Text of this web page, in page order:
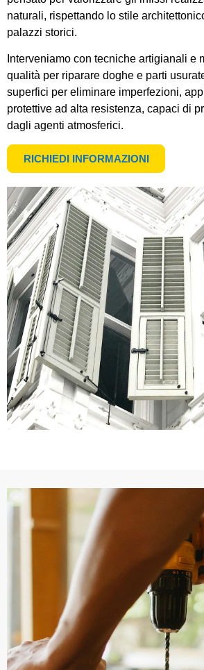
naturali, rispettando lo stile
palazzi storici.
Interveniamo con tecniche artigianali e
qualità per riparare doghe e parti
superfici per eliminare imperfezioni,
protettive ad alta resistenza, capaci di
dagli agenti atmosferici.
RICHIEDI INFORMAZIONI